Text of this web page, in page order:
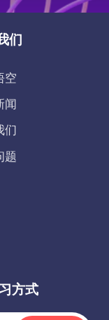
们
空
闻
们
题
方式